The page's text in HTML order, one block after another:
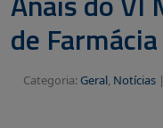
de
Categoria: Geral, Notícias |